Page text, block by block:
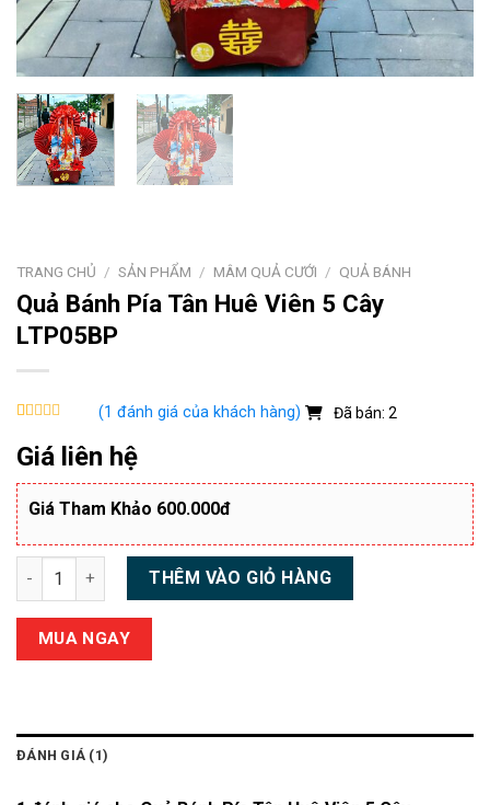
TRANG CHỦ / SẢN PHẨM / MÂM QUẢ CƯỚI / QUẢ BÁNH
Quả Bánh Pía Tân Huê Viên 5 Cây
LTP05BP
dựa trên
đánh giá
(1 đánh giá của khách hàng) Đã bán: 2
Giá liên hệ
Giá Tham Khảo 600.000đ
Quả Bánh Pía Tân Huê Viên 5 Cây LTP05BP số lượng
THÊM VÀO GIỎ HÀNG
MUA NGAY
ĐÁNH GIÁ (1)